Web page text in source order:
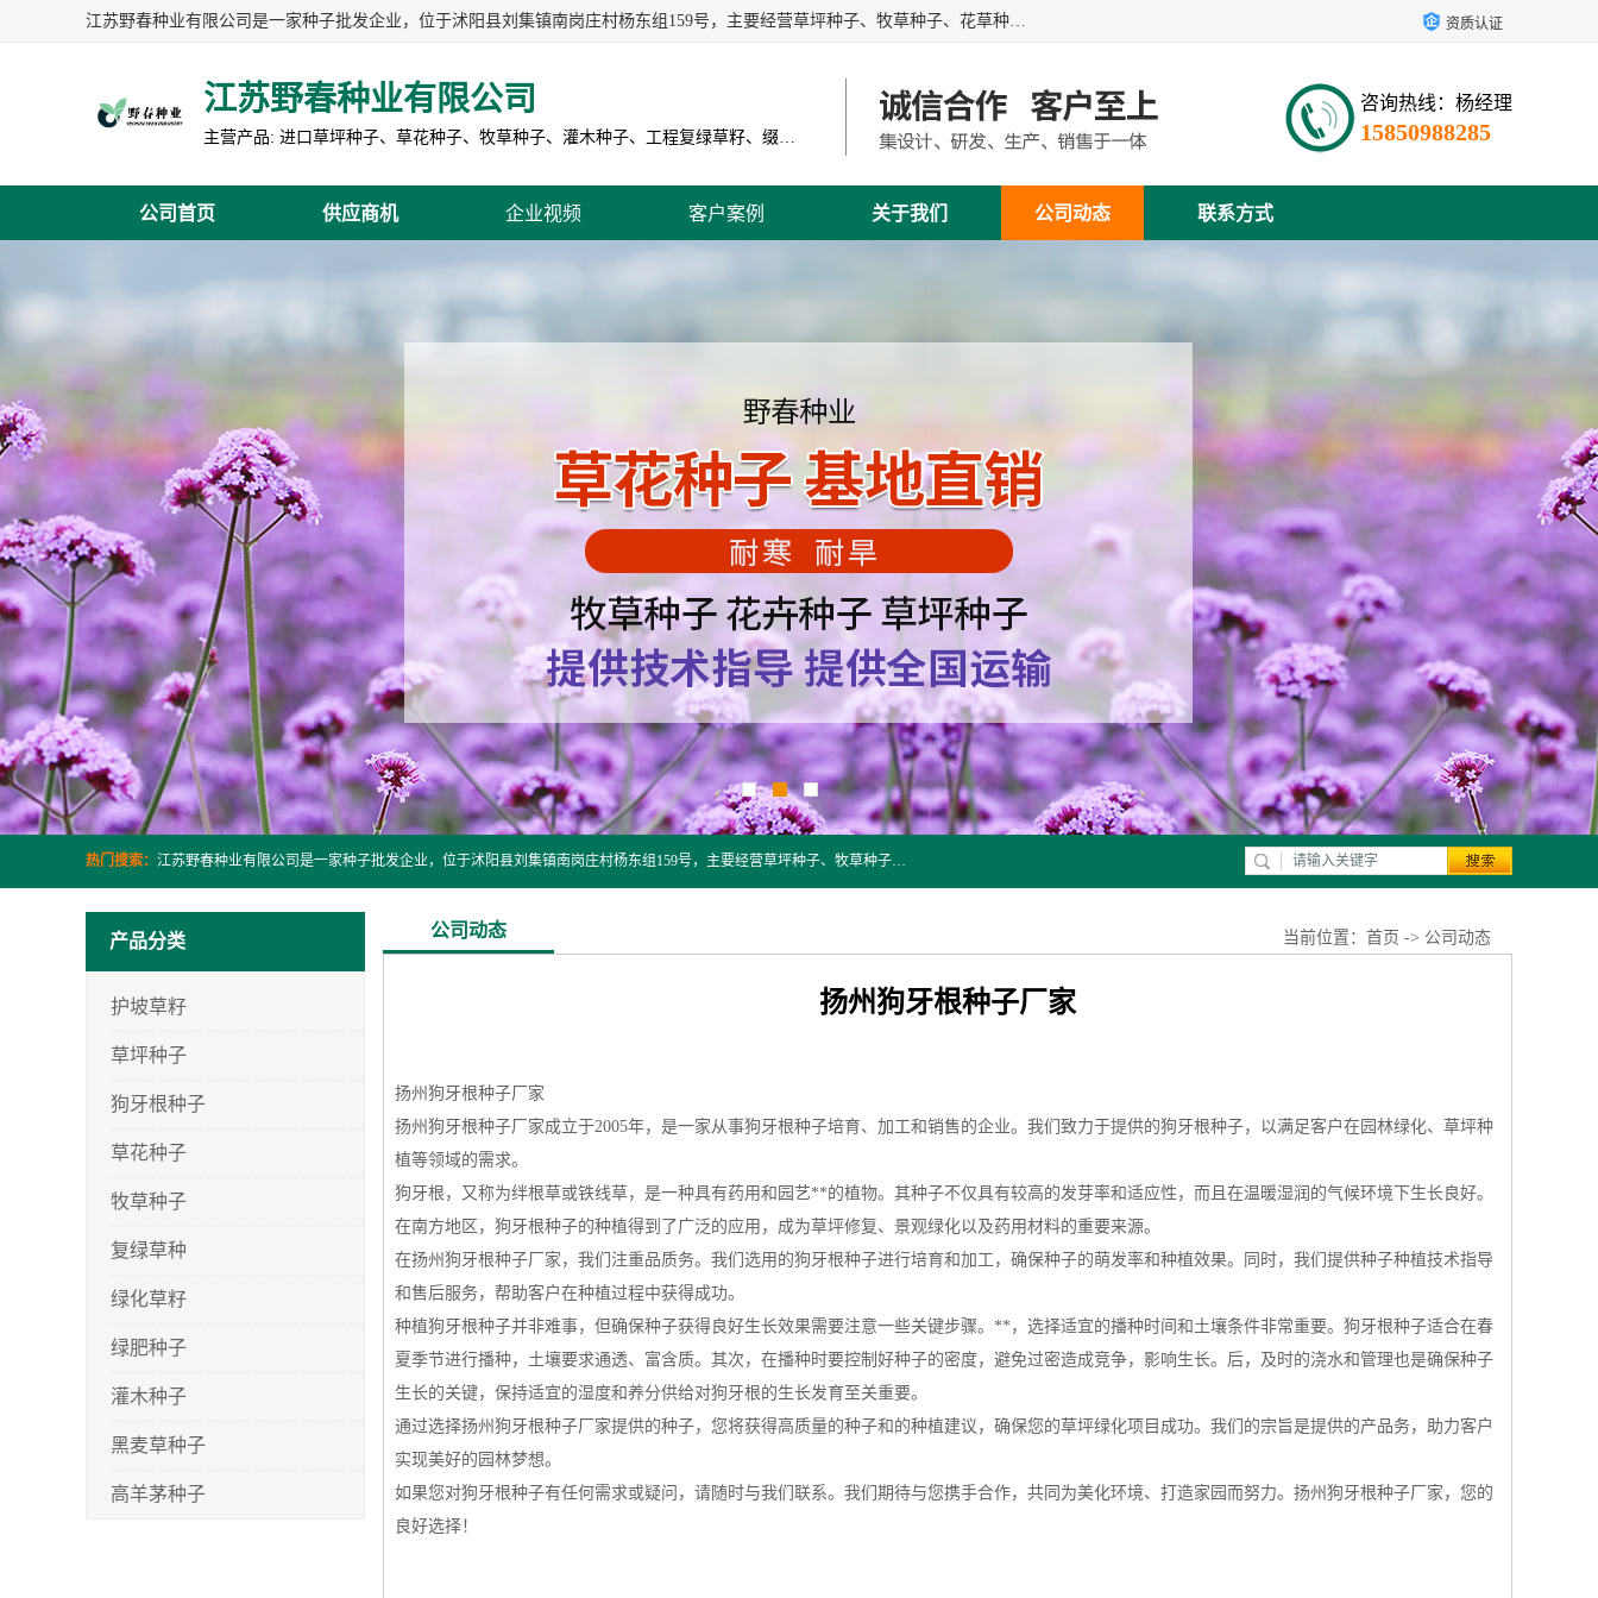
江苏野春种业有限公司是一家种子批发企业，位于沭阳县刘集镇南岗庄村杨东组159号，主要经营草坪种子、牧草种子、花草种子、复绿草种、绿化草籽、护坡草籽、绿肥种子、灌木种子、黑麦草种子、高羊茅种子、早熟禾种子、狗牙根种子、剪股颖种子等。 资质认证
江苏野春种业有限公司
主营产品: 进口草坪种子、草花种子、牧草种子、灌木种子、工程复绿草籽、缀花组合种子
咨询热线：杨经理
15850988285
公司首页 供应商机 企业视频 客户案例 关于我们 公司动态 联系方式
热门搜索： 江苏野春种业有限公司是一家种子批发企业，位于沭阳县刘集镇南岗庄村杨东组159号，主要经营草坪种子、牧草种子、花草种子、复绿草种、绿化草籽、护坡草籽、绿肥种子、灌木种子、黑麦草种子、高羊茅种子、早熟禾种子、狗牙根种子、剪股颖种子等。
产品分类
护坡草籽
草坪种子
狗牙根种子
草花种子
牧草种子
复绿草种
绿化草籽
绿肥种子
灌木种子
黑麦草种子
高羊茅种子
公司动态 当前位置： 首页 -> 公司动态
扬州狗牙根种子厂家
扬州狗牙根种子厂家
扬州狗牙根种子厂家成立于2005年，是一家从事狗牙根种子培育、加工和销售的企业。我们致力于提供的狗牙根种子，以满足客户在园林绿化、草坪种
植等领域的需求。
狗牙根，又称为绊根草或铁线草，是一种具有药用和园艺**的植物。其种子不仅具有较高的发芽率和适应性，而且在温暖湿润的气候环境下生长良好。
在南方地区，狗牙根种子的种植得到了广泛的应用，成为草坪修复、景观绿化以及药用材料的重要来源。
在扬州狗牙根种子厂家，我们注重品质务。我们选用的狗牙根种子进行培育和加工，确保种子的萌发率和种植效果。同时，我们提供种子种植技术指导
和售后服务，帮助客户在种植过程中获得成功。
种植狗牙根种子并非难事，但确保种子获得良好生长效果需要注意一些关键步骤。**，选择适宜的播种时间和土壤条件非常重要。狗牙根种子适合在春
夏季节进行播种，土壤要求通透、富含质。其次，在播种时要控制好种子的密度，避免过密造成竞争，影响生长。后，及时的浇水和管理也是确保种子
生长的关键，保持适宜的湿度和养分供给对狗牙根的生长发育至关重要。
通过选择扬州狗牙根种子厂家提供的种子，您将获得高质量的种子和的种植建议，确保您的草坪绿化项目成功。我们的宗旨是提供的产品务，助力客户
实现美好的园林梦想。
如果您对狗牙根种子有任何需求或疑问，请随时与我们联系。我们期待与您携手合作，共同为美化环境、打造家园而努力。扬州狗牙根种子厂家，您的
良好选择！